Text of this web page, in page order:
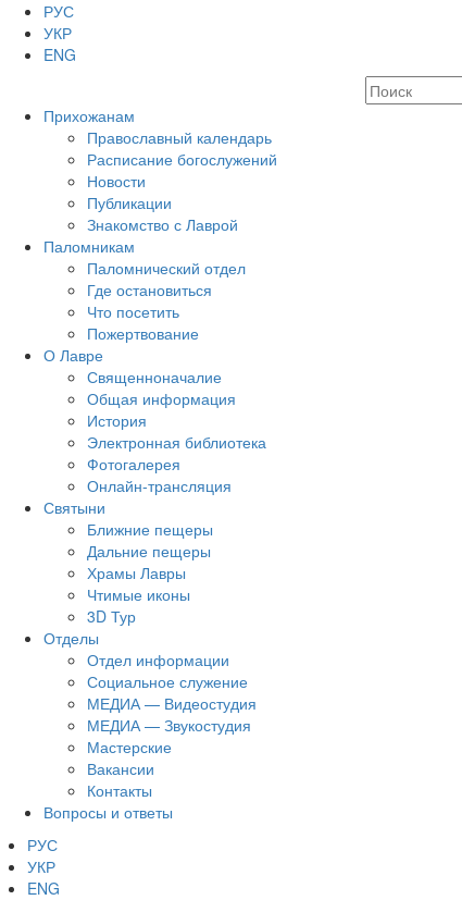
РУС
УКР
ENG
Прихожанам
Православный календарь
Расписание богослужений
Новости
Публикации
Знакомство с Лаврой
Паломникам
Паломнический отдел
Где остановиться
Что посетить
Пожертвование
О Лавре
Священноначалие
Общая информация
История
Электронная библиотека
Фотогалерея
Онлайн-трансляция
Святыни
Ближние пещеры
Дальние пещеры
Храмы Лавры
Чтимые иконы
3D Тур
Отделы
Отдел информации
Социальное служение
МЕДИА — Видеостудия
МЕДИА — Звукостудия
Мастерские
Вакансии
Контакты
Вопросы и ответы
РУС
УКР
ENG